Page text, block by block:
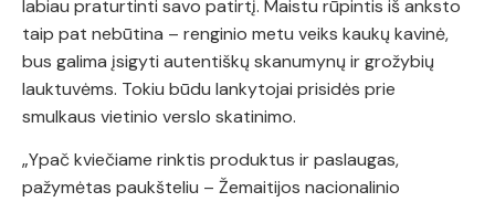
labiau praturtinti savo patirtį. Maistu rūpintis iš anksto
taip pat nebūtina – renginio metu veiks kaukų kavinė,
bus galima įsigyti autentiškų skanumynų ir grožybių
lauktuvėms. Tokiu būdu lankytojai prisidės prie
smulkaus vietinio verslo skatinimo.
„Ypač kviečiame rinktis produktus ir paslaugas,
pažymėtas paukšteliu – Žemaitijos nacionalinio